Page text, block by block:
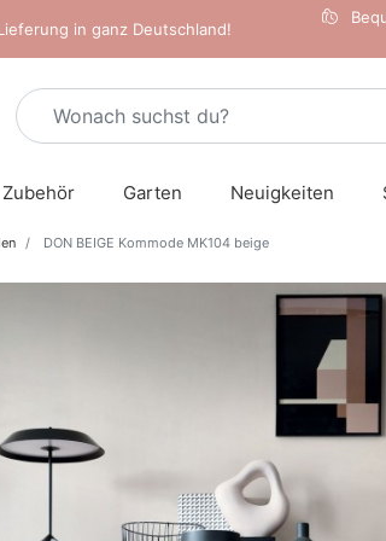
in ganz Deutschland!
Zubehör Garten Neuigkeiten
DON BEIGE Kommode MK104 beige